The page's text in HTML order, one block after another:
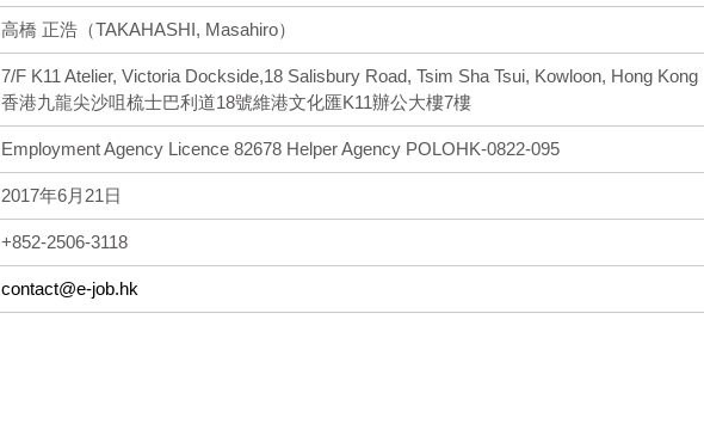
高橋 正浩（TAKAHASHI, Masahiro）
7/F K11 Atelier, Victoria Dockside,18 Salisbury Road, Tsim Sha Tsui, Kowloon, Hong Kong
香港九龍尖沙咀梳士巴利道18號維港文化匯K11辦公大樓7樓
Employment Agency Licence 82678 Helper Agency POLOHK-0822-095
2017年6月21日
+852-2506-3118
contact@e-job.hk